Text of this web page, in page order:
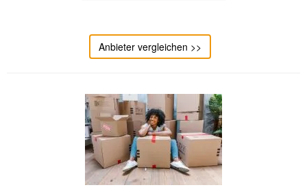
Anbieter vergleichen >>